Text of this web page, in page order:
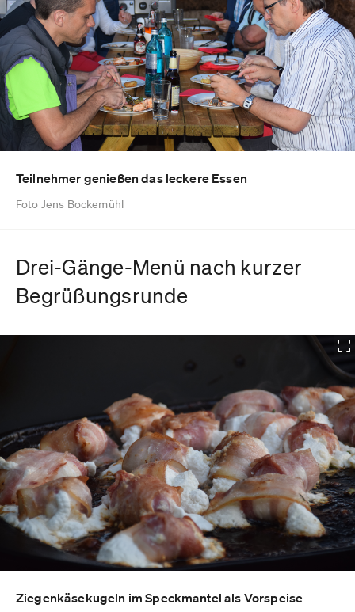
Teilnehmer genießen das leckere Essen
Foto Jens Bockemühl
Drei-Gänge-Menü nach kurzer
Begrüßungsrunde
Ziegenkäsekugeln im Speckmantel als Vorspeise